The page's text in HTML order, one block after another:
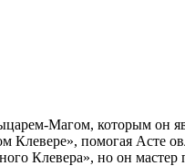
Магом, которым он
Клевере», помогая Асте
Клевера», но он